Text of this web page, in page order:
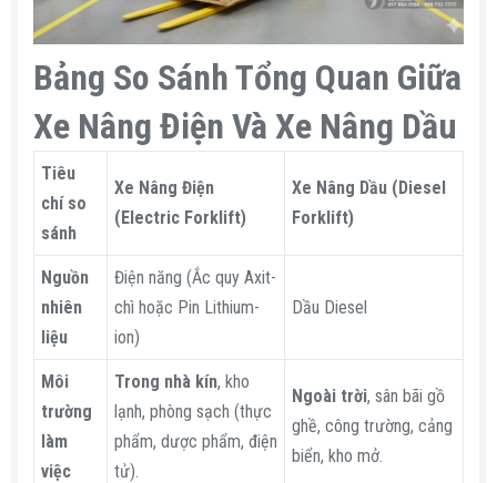
Bảng So Sánh Tổng Quan Giữa
Xe Nâng Điện Và Xe Nâng Dầu​
Tiêu
chí so
sánh
Xe Nâng Điện
(Electric Forklift)
Xe Nâng Dầu (Diesel
Forklift)
Nguồn
nhiên
liệu
Điện năng (Ắc quy Axit-
chì hoặc Pin Lithium-
ion)
Dầu Diesel
Môi
trường
làm
việc
Trong nhà kín, kho
lạnh, phòng sạch (thực
phẩm, dược phẩm, điện
tử).
Ngoài trời, sân bãi gồ
ghề, công trường, cảng
biển, kho mở.